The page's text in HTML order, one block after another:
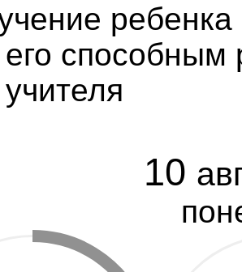
его способным
10